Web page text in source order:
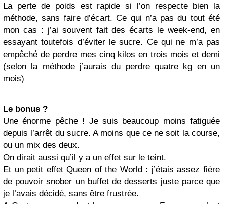
La perte de poids est rapide si l’on respecte bien la
méthode, sans faire d’écart. Ce qui n’a pas du tout été
mon cas : j’ai souvent fait des écarts le week-end, en
essayant toutefois d’éviter le sucre. Ce qui ne m’a pas
empêché de perdre mes cinq kilos en trois mois et demi
(selon la méthode j’aurais du perdre quatre kg en un
mois)
Le bonus ?
Une énorme pêche ! Je suis beaucoup moins fatiguée
depuis l’arrêt du sucre. A moins que ce ne soit la course,
ou un mix des deux.
On dirait aussi qu’il y a un effet sur le teint.
Et un petit effet Queen of the World : j’étais assez fière
de pouvoir snober un buffet de desserts juste parce que
je l’avais décidé, sans être frustrée.